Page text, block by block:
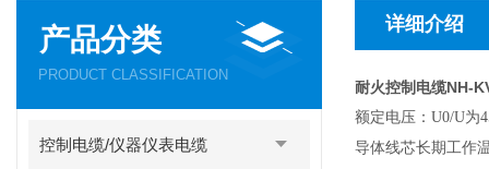
产品分类
PRODUCT CLASSIFICATION
控制电缆/仪器仪表电缆
详细介绍
耐火控制电缆NH-
额定电压：U0/U为
导体线芯长期工作